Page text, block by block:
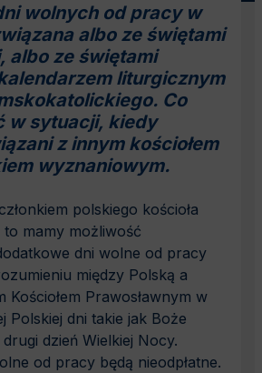
wolnych od pracy w
albo ze świętami
albo ze świętami
liturgicznym
Co
w sytuacji, kiedy
z innym kościołem
wyznaniowym.
polskiego kościoła
to mamy możliwość
dni wolne od pracy
między Polską a
Kościołem Prawosławnym w
Polskiej dni takie jak Boże
dzień Wielkiej Nocy.
od pracy będą nieodpłatne.